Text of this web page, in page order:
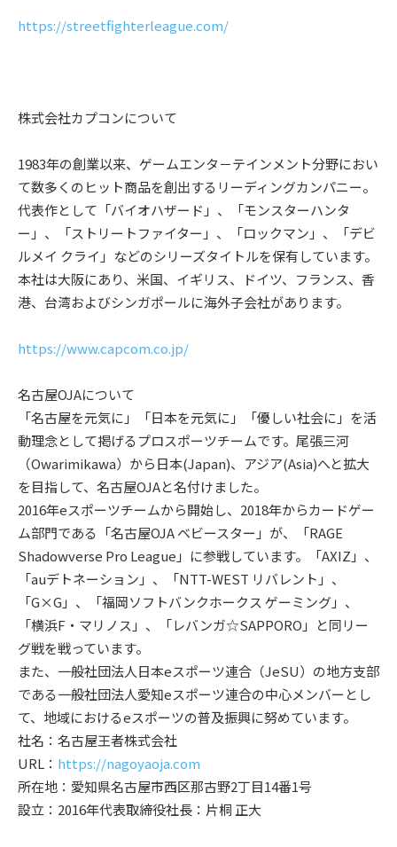
https://streetfighterleague.com/
株式会社カプコンについて
1983年の創業以来、ゲームエンタ－テインメント分野におい
て数多くのヒット商品を創出するリーディングカンパニー。
代表作として「バイオハザード」、「モンスターハンタ
ー」、「ストリートファイター」、「ロックマン」、「デビ
ルメイ クライ」などのシリーズタイトルを保有しています。
本社は⼤阪にあり、⽶国、イギリス、ドイツ、フランス、⾹
港、台湾およびシンガポールに海外⼦会社があります。
https://www.capcom.co.jp/
名古屋OJAについて
「名古屋を元気に」「日本を元気に」「優しい社会に」を活
動理念として掲げるプロスポーツチームです。尾張三河
（Owarimikawa）から日本(Japan)、アジア(Asia)へと拡大
を目指して、名古屋OJAと名付けました。
2016年eスポーツチームから開始し、2018年からカードゲー
ム部門である「名古屋OJA ベビースター」が、「RAGE
Shadowverse Pro League」に参戦しています。「AXIZ」、
「auデトネーション」、「NTT-WEST リバレント」、
「G×G」、「福岡ソフトバンクホークス ゲーミング」、
「横浜F・マリノス」、「レバンガ☆SAPPORO」と同リー
グ戦を戦っています。
また、一般社団法人日本eスポーツ連合（JeSU）の地方支部
である一般社団法人愛知eスポーツ連合の中心メンバーとし
て、地域におけるeスポーツの普及振興に努めています。
社名：名古屋王者株式会社
URL： https://nagoyaoja.com
所在地：愛知県名古屋市西区那古野2丁目14番1号
設立：2016年代表取締役社長：片桐 正大